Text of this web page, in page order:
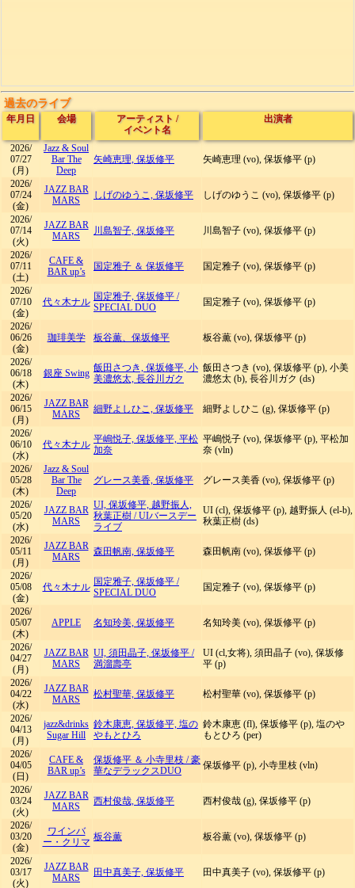
過去のライブ
年月日 会場 アーティスト /
イベント名
出演者
2026/
07/27
(月)
Jazz & Soul
Bar The
Deep
矢崎恵理, 保坂修平 矢崎恵理 (vo), 保坂修平 (p)
2026/
07/24
(金)
JAZZ BAR
MARS
しげのゆうこ, 保坂修平 しげのゆうこ (vo), 保坂修平 (p)
2026/
07/14
(火)
JAZZ BAR
MARS
川島智子, 保坂修平 川島智子 (vo), 保坂修平 (p)
2026/
07/11
(土)
CAFE &
BAR up’s
国定雅子 ＆ 保坂修平 国定雅子 (vo), 保坂修平 (p)
2026/
07/10
(金)
代々木ナル 国定雅子, 保坂修平 /
SPECIAL DUO
国定雅子 (vo), 保坂修平 (p)
2026/
06/26
(金)
珈琲美学 板谷薫、保坂修平 板谷薫 (vo), 保坂修平 (p)
2026/
06/18
(木)
銀座 Swing 飯田さつき, 保坂修平, 小
美濃悠太, 長谷川ガク
飯田さつき (vo), 保坂修平 (p), 小美
濃悠太 (b), 長谷川ガク (ds)
2026/
06/15
(月)
JAZZ BAR
MARS
細野よしひこ, 保坂修平 細野よしひこ (g), 保坂修平 (p)
2026/
06/10
(水)
代々木ナル 平嶋悦子, 保坂修平, 平松
加奈
平嶋悦子 (vo), 保坂修平 (p), 平松加
奈 (vln)
2026/
05/28
(木)
Jazz & Soul
Bar The
Deep
グレース美香, 保坂修平 グレース美香 (vo), 保坂修平 (p)
2026/
05/20
(水)
JAZZ BAR
MARS
UI, 保坂修平, 越野振人,
秋葉正樹 /UIバースデー
ライブ
UI (cl), 保坂修平 (p), 越野振人 (el-b),
秋葉正樹 (ds)
2026/
05/11
(月)
JAZZ BAR
MARS
森田帆南, 保坂修平 森田帆南 (vo), 保坂修平 (p)
2026/
05/08
(金)
代々木ナル 国定雅子, 保坂修平 /
SPECIAL DUO
国定雅子 (vo), 保坂修平 (p)
2026/
05/07
(木)
APPLE 名知玲美, 保坂修平 名知玲美 (vo), 保坂修平 (p)
2026/
04/27
(月)
JAZZ BAR
MARS
UI, 須田晶子, 保坂修平 /
満溜壽亭
UI (cl,女将), 須田晶子 (vo), 保坂修
平 (p)
2026/
04/22
(水)
JAZZ BAR
MARS
松村聖華, 保坂修平 松村聖華 (vo), 保坂修平 (p)
2026/
04/13
(月)
jazz&drinks
Sugar Hill
鈴木康恵, 保坂修平, 塩の
やもとひろ
鈴木康恵 (fl), 保坂修平 (p), 塩のや
もとひろ (per)
2026/
04/05
(日)
CAFE &
BAR up’s
保坂修平 ＆ 小寺里枝 /豪
華なデラックスDUO
保坂修平 (p), 小寺里枝 (vln)
2026/
03/24
(火)
JAZZ BAR
MARS
西村俊哉, 保坂修平 西村俊哉 (g), 保坂修平 (p)
2026/
03/20
(金)
ワインバ
ー・クリマ 板谷薫 板谷薫 (vo), 保坂修平 (p)
2026/
03/17
(火)
JAZZ BAR
MARS
田中真美子, 保坂修平 田中真美子 (vo), 保坂修平 (p)